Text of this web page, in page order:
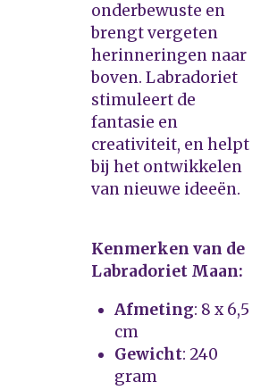
onderbewuste en
brengt vergeten
herinneringen naar
boven. Labradoriet
stimuleert de
fantasie en
creativiteit, en helpt
bij het ontwikkelen
van nieuwe ideeën.
Kenmerken van de
Labradoriet Maan:
Afmeting: 8 x 6,5
cm
Gewicht: 240
gram